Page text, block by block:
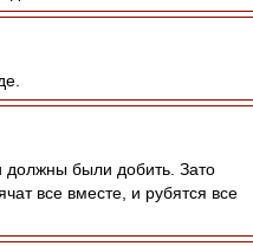
были добить. Зато
все вместе, и рубятся все